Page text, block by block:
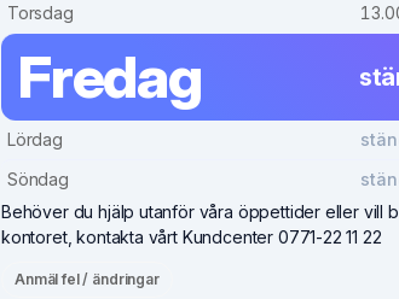
Torsdag
Fredag
Lördag
Söndag
Behöver du hjälp utanför våra öppettider eller vill
kontoret, kontakta vårt Kundcenter 0771-22 11 22
Anmäl fel / ändringar